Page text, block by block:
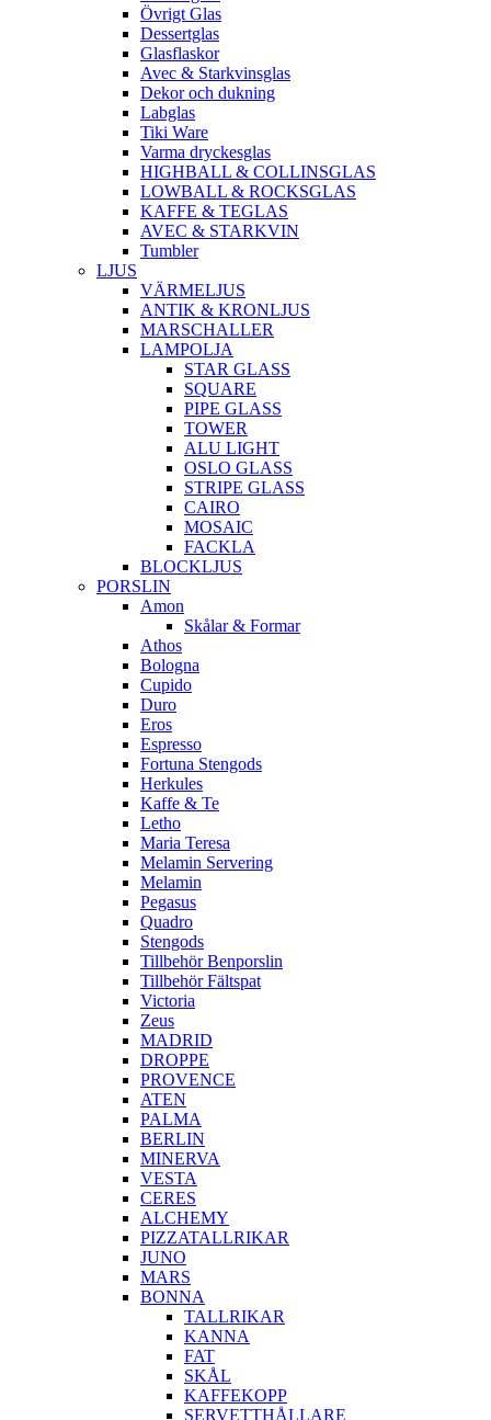
Övrigt Glas
Dessertglas
Glasflaskor
Avec & Starkvinsglas
Dekor och dukning
Labglas
Tiki Ware
Varma dryckesglas
HIGHBALL & COLLINSGLAS
LOWBALL & ROCKSGLAS
KAFFE & TEGLAS
AVEC & STARKVIN
Tumbler
LJUS
VÄRMELJUS
ANTIK & KRONLJUS
MARSCHALLER
LAMPOLJA
STAR GLASS
SQUARE
PIPE GLASS
TOWER
ALU LIGHT
OSLO GLASS
STRIPE GLASS
CAIRO
MOSAIC
FACKLA
BLOCKLJUS
PORSLIN
Amon
Skålar & Formar
Athos
Bologna
Cupido
Duro
Eros
Espresso
Fortuna Stengods
Herkules
Kaffe & Te
Letho
Maria Teresa
Melamin Servering
Melamin
Pegasus
Quadro
Stengods
Tillbehör Benporslin
Tillbehör Fältspat
Victoria
Zeus
MADRID
DROPPE
PROVENCE
ATEN
PALMA
BERLIN
MINERVA
VESTA
CERES
ALCHEMY
PIZZATALLRIKAR
JUNO
MARS
BONNA
TALLRIKAR
KANNA
FAT
SKÅL
KAFFEKOPP
SERVETTHÅLLARE